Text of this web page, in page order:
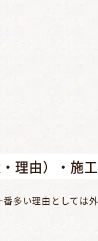
理由）・施
多い理由としては